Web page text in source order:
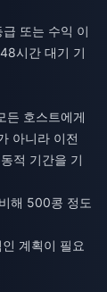
또는 수익 이
시간 대기 기
호스트에게
아니라 이전
적 기간을 기
해 500콩 정도
계획이 필요